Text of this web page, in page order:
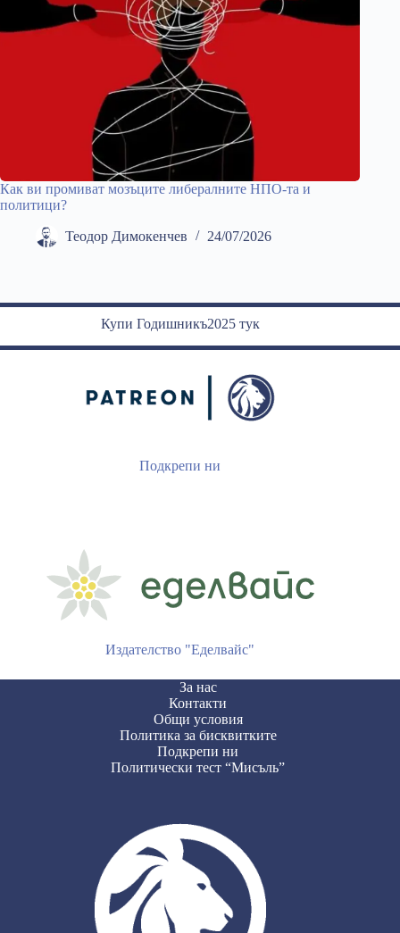
Как ви промиват мозъците либералните НПО-та и
политици?
Теодор Димокенчев 24/07/2026
Купи Годишникъ2025 тук
Подкрепи ни
Издателство "Еделвайс"
За нас
Контакти
Общи условия
Политика за бисквитките
Подкрепи ни
Политически тест “Мисъль”